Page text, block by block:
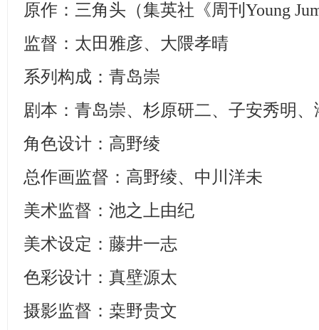
原作：三角头（集英社《周刊Young
监督：太田雅彦、大隈孝晴
系列构成：青岛崇
剧本：青岛崇、杉原研二、子安秀明、
角色设计：高野绫
总作画监督：高野绫、中川洋未
美术监督：池之上由纪
美术设定：藤井一志
色彩设计：真壁源太
摄影监督：桒野贵文